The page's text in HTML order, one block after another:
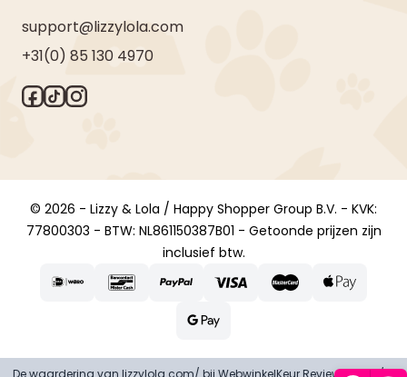
support@lizzylola.com
+31(0) 85 130 4970
© 2026 - Lizzy & Lola / Happy Shopper Group B.V. - KVK:
77800303 - BTW: NL861150387B01 - Getoonde prijzen zijn
inclusief btw.